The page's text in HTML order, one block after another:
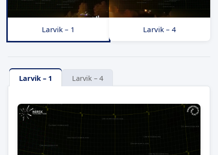
Larvik – 1 Larvik – 4
Larvik – 1 Larvik – 4